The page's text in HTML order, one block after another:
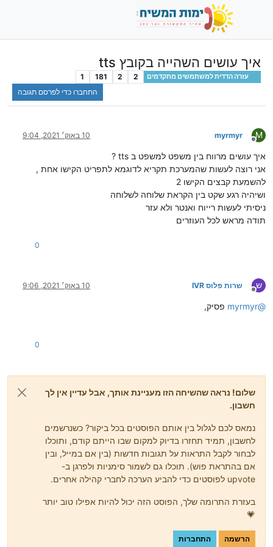
איך עושים השהייה בקובץ tts
עזרה הדדית למשתמשים מתקדמים 2
2
181
1
התחברו כדי לפרסם תגובה
M
מנותק
myrmyr 10 באוק׳ 2021, 9:04
איך עושים מרווח בין משפט למשפט ב tts ?
אני רוצה לעשות שהמערכת תקריא לדוגמא לתפריט הקישו אחת ,
להשמעת קבצים הקישו 2
ושיהיה רגע שקט בין הקראת שלוחה לשלוחה
ניסיתי לעשות רייוח ואנטר ולא עזר
תודה מראש לכל העוזרים
0
ש
מנותק
שרות פלוס IVR 10 באוק׳ 2021, 9:06
@
myrmyr פסיק,
0
שלום! נראה שהשיחה הזו מעניינת אותך, אבל עדיין אין לך
חשבון.
נמאס לכם לגלול בין אותם הפוסטים בכל ביקור? כשנרשמים
לחשבון, תמיד תחזרו בדיוק למקום שבו הייתם קודם, ותוכלו
לבחור לקבל התראות על תגובות חדשות (בין אם במייל, ובין
אם בהתראת פוש). תוכלו גם לשמור סימניות ולפרגן ב-
upvote לפוסטים כדי להביע הערכה לחברי קהילה אחרים.
בעזרת התרומה שלך, הפוסט הזה יכול להיות אפילו טוב יותר
💗
הרשמה התחברות